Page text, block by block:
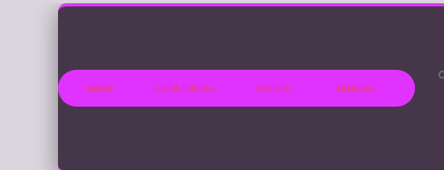
Anasayfa Gizlilik Politikası Yasal Uyarı Hakkımızda